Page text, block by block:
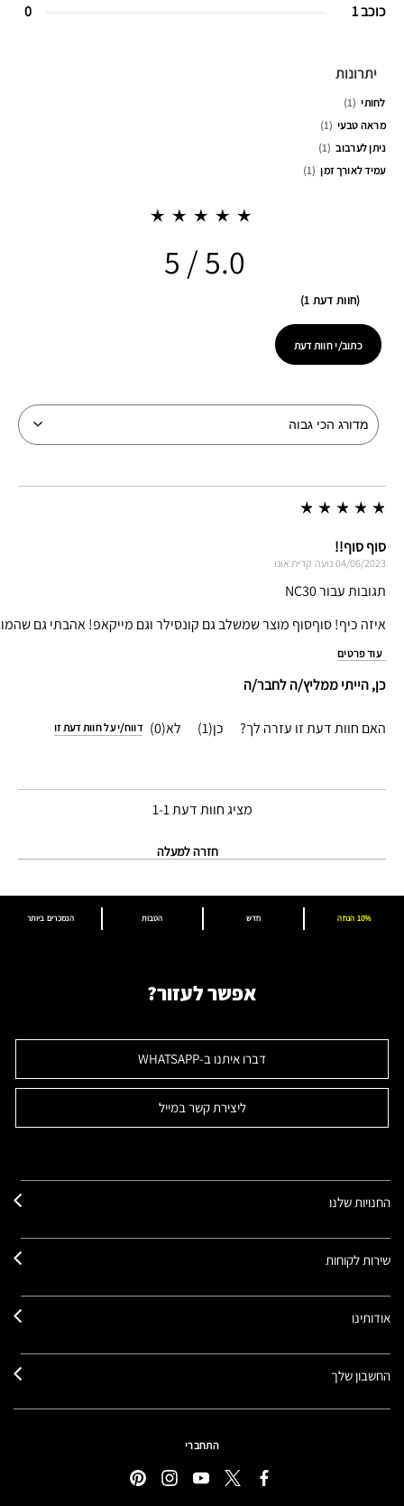
כוכב 1 0
יתרונות
לחותי
1
מראה טבעי
1
ניתן לערבוב
1
עמיד לאורך זמן
1
5.0
חוות דעת 1
כתוב/י חוות דעת
סוף סוף!!
04/06/2023 נועה קרית אונו
תגובות עבור NC30
איזה כיף! סוףסוף מוצר שמשלב גם קונסילר וגם מייקאפ! אהבתי גם
עוד פרטים
כן, הייתי ממליץ/ה לחבר/ה
האם חוות דעת זו עזרה לך? 1
0 דווח/י על חוות דעת זו
מציג חוות דעת1-1
חזרה למעלה
הנמכרים ביותר הטבות חדש 10% הנחה
אפשר לעזור?
דברו איתנו ב-WHATSAPP
ליצירת קשר במייל
החנויות שלנו
שירות לקוחות
אודותינו
החשבון שלך
התחברי